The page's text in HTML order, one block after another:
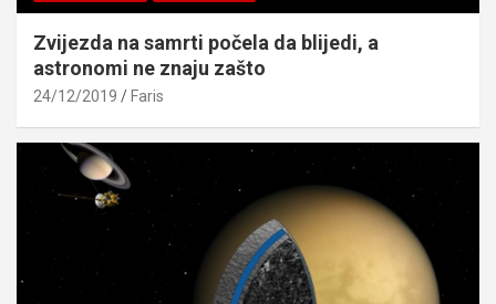
Zvijezda na samrti počela da blijedi, a
astronomi ne znaju zašto
24/12/2019 Faris